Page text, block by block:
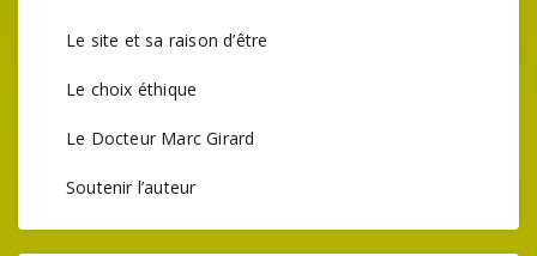
Le site et sa raison d’être
Le choix éthique
Le Docteur Marc Girard
Soutenir l’auteur